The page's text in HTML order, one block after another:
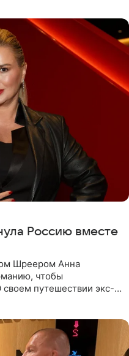
Россию вместе
Шреером Анна
чтобы
путешествии экс-